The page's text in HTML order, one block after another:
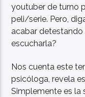
youtuber de turno
peli/serie. Pero,
acabar
escucharla?
Nos cuenta este
psicóloga, revela
Simplemente es la